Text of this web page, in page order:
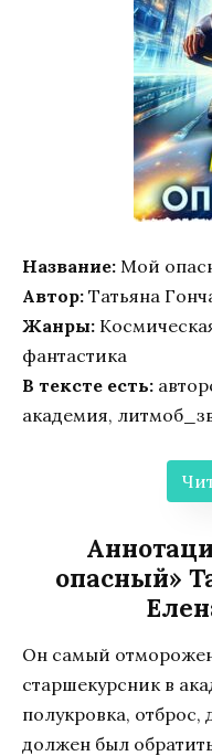
Название: Мой
Автор: Татьяна
Жанры:
фантастика
В тексте есть:
академия,
опасный»
Он самый
старшекурсник в
полукровка, отброс,
должен был